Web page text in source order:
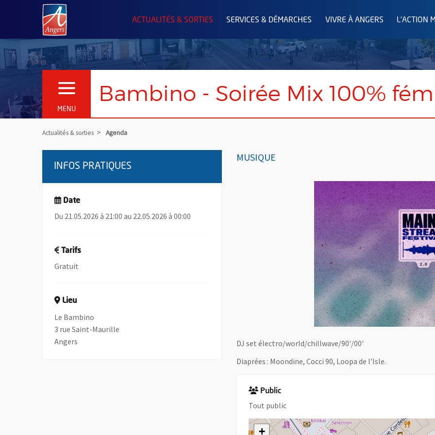
Angers.fr : Retour à l'accueil
ACTUALITÉS & SORTIES SERVICES & DÉMARCHES VIVRE À ANGERS L'ACTION
MENU
OUVRIR LE MENU Bambino - Soirée Mix 100%
Actualités & sorties Agenda
MUSIQUE
DJ set électro/world/chillwave/90'/00'
Diaprées : Moondine, Cocci 90, Loopa de l'Isle.
Public
Tout public
+
INFOS PRATIQUES
Date
Du 21.05.2026 à 21:00 au 22.05.2026 à 00:00
Tarifs
Gratuit
Lieu
Le Bambino
3 rue Saint-Maurille
Angers